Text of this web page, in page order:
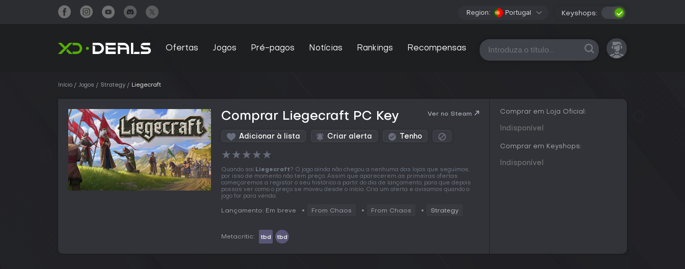
Region: Portugal Keyshops:
Ofertas Jogos Pré-pagos Notícias Rankings Recompensas Todas as plataformas
Início Jogos Strategy Liegecraft
Comprar Liegecraft PC Key Ver no Steam
Adicionar à lista Criar alerta Tenho
★★★★★
Quando sai Liegecraft? O jogo ainda não chegou a nenhuma das lojas que seguimos,
por isso de momento não tem preço. Assim que aparecerem as primeiras ofertas
começaremos a registar o seu histórico a partir do dia de lançamento, para que depois
possas ver como o preço se moveu desde o início. Cria um alerta e avisamos quando o
jogo for para venda.
Lançamento: Em breve From Chaos From Chaos Strategy
Metacritic: tbd tbd
Comprar em Loja Oficial:
Indisponível
Comprar em Keyshops:
Indisponível